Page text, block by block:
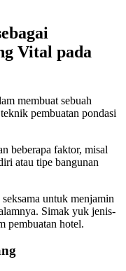
Vital pada
membuat sebuah
pembuatan pondasi
beberapa faktor, misal
atau tipe bangunan
untuk menjamin
Simak yuk jenis-
pembuatan hotel.